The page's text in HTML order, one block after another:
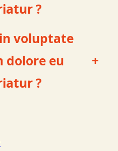
?
voluptate
dolore eu
?
+